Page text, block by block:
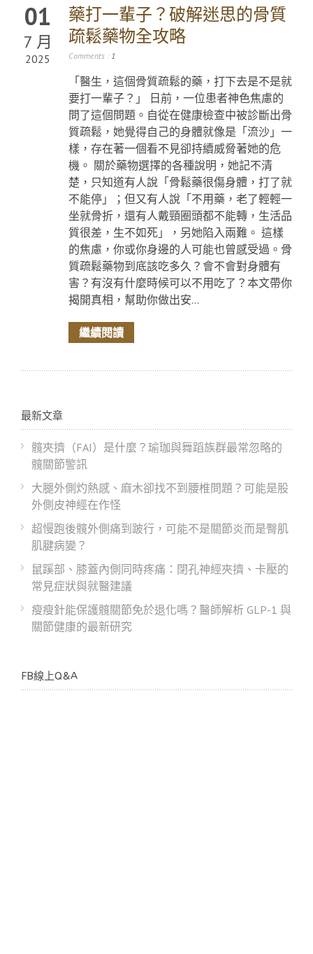
01
7 月
2025
藥打一輩子？破解迷思的骨質
疏鬆藥物全攻略
Comments : 1
「醫生，這個骨質疏鬆的藥，打下去是不是就
要打一輩子？」 日前，一位患者神色焦慮的
問了這個問題。自從在健康檢查中被診斷出骨
質疏鬆，她覺得自己的身體就像是「流沙」一
樣，存在著一個看不見卻持續威脅著她的危
機。 關於藥物選擇的各種說明，她記不清
楚，只知道有人說「骨鬆藥很傷身體，打了就
不能停」；但又有人說「不用藥，老了輕輕一
坐就骨折，還有人戴頸圈頭都不能轉，生活品
質很差，生不如死」，另她陷入兩難。 這樣
的焦慮，你或你身邊的人可能也曾感受過。骨
質疏鬆藥物到底該吃多久？會不會對身體有
害？有沒有什麼時候可以不用吃了？本文帶你
揭開真相，幫助你做出安...
繼續閱讀
最新文章
髖夾擠（FAI）是什麼？瑜珈與舞蹈族群最常忽略的
髖關節警訊
大腿外側灼熱感、麻木卻找不到腰椎問題？可能是股
外側皮神經在作怪
超慢跑後髖外側痛到跛行，可能不是關節炎而是臀肌
肌腱病變？
鼠蹊部、膝蓋內側同時疼痛：閉孔神經夾擠、卡壓的
常見症狀與就醫建議
瘦瘦針能保護髖關節免於退化嗎？醫師解析 GLP-1 與
關節健康的最新研究
FB線上Q&A